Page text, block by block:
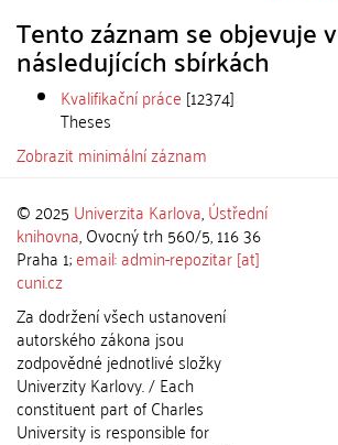
Tento záznam se objevuje v
následujících sbírkách
Kvalifikační práce [12374]
Theses
Zobrazit minimální záznam
© 2025 Univerzita Karlova,Ústřední
knihovna, Ovocný trh 560/5, 116 36
Praha 1;email: admin-repozitar [at]
cuni.cz
Za dodržení všech ustanovení
autorského zákona jsou
zodpovědné jednotlivé složky
Univerzity Karlovy. / Each
constituent part of Charles
University is responsible for